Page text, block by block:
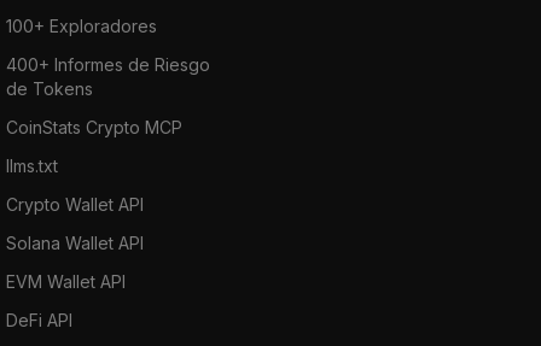
100+ Exploradores
400+ Informes de Riesgo
de Tokens
CoinStats Crypto MCP
llms.txt
Crypto Wallet API
Solana Wallet API
EVM Wallet API
DeFi API